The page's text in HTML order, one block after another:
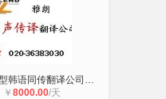
广州大型韩语同传翻译公司广州雅朗翻
￥ 8000.00/天